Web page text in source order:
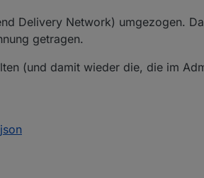
Delivery Network) umgezogen.
getragen.
(und damit wieder die, die im